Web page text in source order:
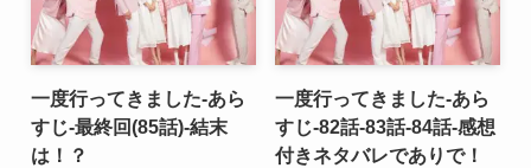
一度行ってきました-あら
すじ-最終回(85話)-結末
は！？
一度行ってきました-あら
すじ-82話-83話-84話-感想
付きネタバレでありで！